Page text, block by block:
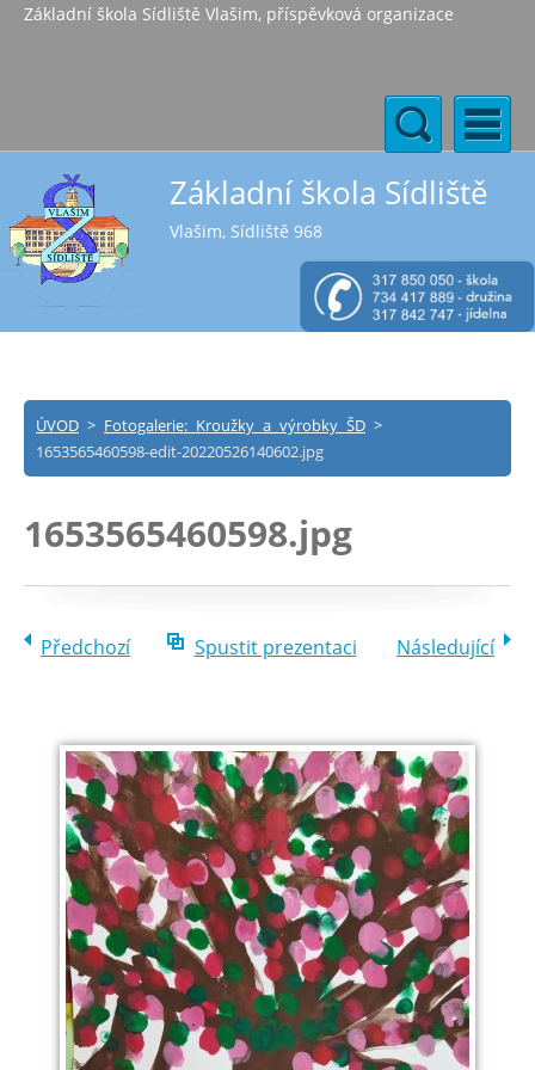
Základní škola Sídliště Vlašim, příspěvková organizace
Základní škola Sídliště
Vlašim, Sídliště 968
ÚVOD > Fotogalerie: Kroužky a výrobky ŠD >
1653565460598-edit-20220526140602.jpg
1653565460598.jpg
Předchozí Spustit prezentaci Následující